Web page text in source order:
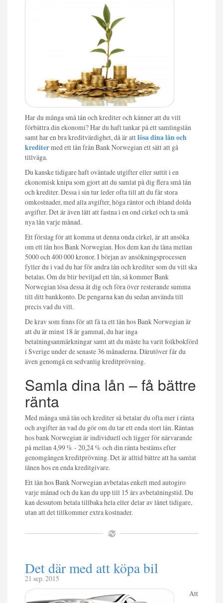
Har du många små lån och krediter och känner att du vill
förbättra din ekonomi? Har du haft tankar på ett samlingslån
samt har en bra kreditvärdighet, då är attlösa dina lån och
kreditermed ett lån från Bank Norwegian ett sätt att gå
tillväga.
Du kanske tidigare haft oväntade utgifter eller suttit i en
ekonomisk knipa som gjort att du samlat på dig flera små lån
och krediter. Dessa i sin tur leder ofta till att du får stora
omkostnader, med alla avgifter, höga räntor och ibland dolda
avgifter. Det är även lätt att fastna i en ond cirkel och ta små
nya lån varje månad.
Ett förslag för att komma ut denna onda cirkel, är att ansöka
om ett lån hos Bank Norwegian. Hos dem kan du låna mellan
5000 och 400 000 kronor. I början av ansökningsprocessen
fyller du i vad du har för andra lån och krediter som du vill ska
betalas. Om du blir beviljad ett lån, så kommer Bank
Norwegian lösa dessa åt dig och föra över resterande summa
till ditt bankkonto. De pengarna kan du sedan använda till
precis vad du vill.
De krav som finns för att få ta ett lån hos Bank Norwegian är
att du är minst 18 år gammal, du har inga
betalningsanmärkningar samt att du måste ha varit folkbokförd
i Sverige under de senaste 36 månaderna. Därutöver får du
även genomgå en sedvanlig kreditprövning.
Samla dina lån – få bättre
ränta
Med många små lån och krediter så betalar du ofta mer i ränta
och avgifter än vad du gör om du tar ett enda stort lån. Räntan
hos bank Norwegian är individuell och ligger för närvarande
på mellan 4,99 % - 20,24 % och din ränta bestäms efter
genomgången kreditprövning. Det är alltid bättre att ha samlat
lånen hos en enda kreditgivare.
Ett lån hos Bank Norwegian avbetalas enkelt med autogiro
varje månad och du kan du upp till 15 års avbetalningstid. Du
kan dessutom betala tillbaka hela eller delar av lånet tidigare,
utan att det tillkommer extra kostnader.
Det där med att köpa bil
21 sep. 2015
Att